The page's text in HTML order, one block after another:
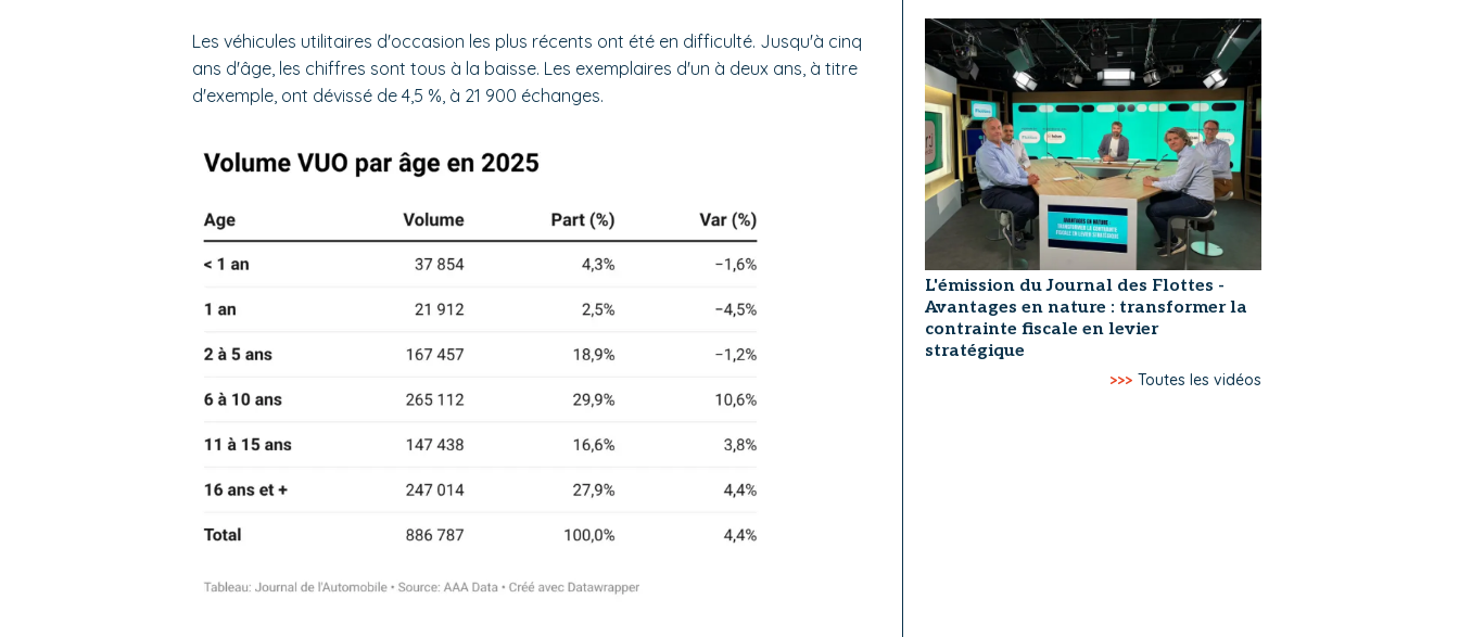
Les véhicules utilitaires d'occasion les plus récents ont été en difficulté. Jusqu'à cinq
ans d'âge, les chiffres sont tous à la baisse. Les exemplaires d'un à deux ans, à titre
d'exemple, ont dévissé de 4,5 %, à 21 900 échanges.
L'émission du Journal des Flottes -
Avantages en nature : transformer la
contrainte fiscale en levier
stratégique
>>> Toutes les vidéos